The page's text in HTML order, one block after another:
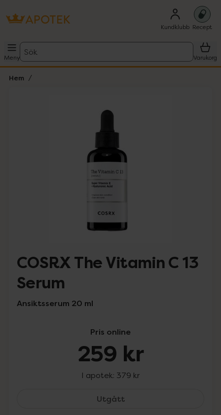
Kundklubb Recept
Meny
Sök
Varukorg
Hem
Lista: . Innehåller 1 objekt.
COSRX The Vitamin C 13
Serum
Ansiktsserum 20 ml
Pris online
259 kr
I apotek: 379 kr
UtgåttCOSRX The Vitamin C